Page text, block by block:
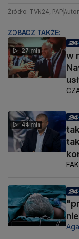
Źródło: TVN24, PAP
ZOBACZ TAKŻE:
27 min
w
44 min